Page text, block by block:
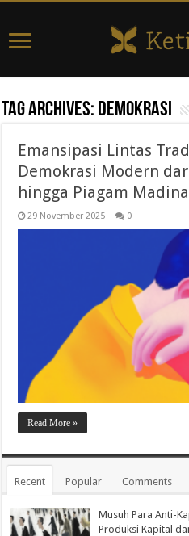
Tag Archives: demokrasi
Emansipasi Lintas
Demokrasi Modern
hingga Piagam
29 November 2025 0
Read More »
Recent Popular Comments
Musuh Para Anti-
Produksi Kapital